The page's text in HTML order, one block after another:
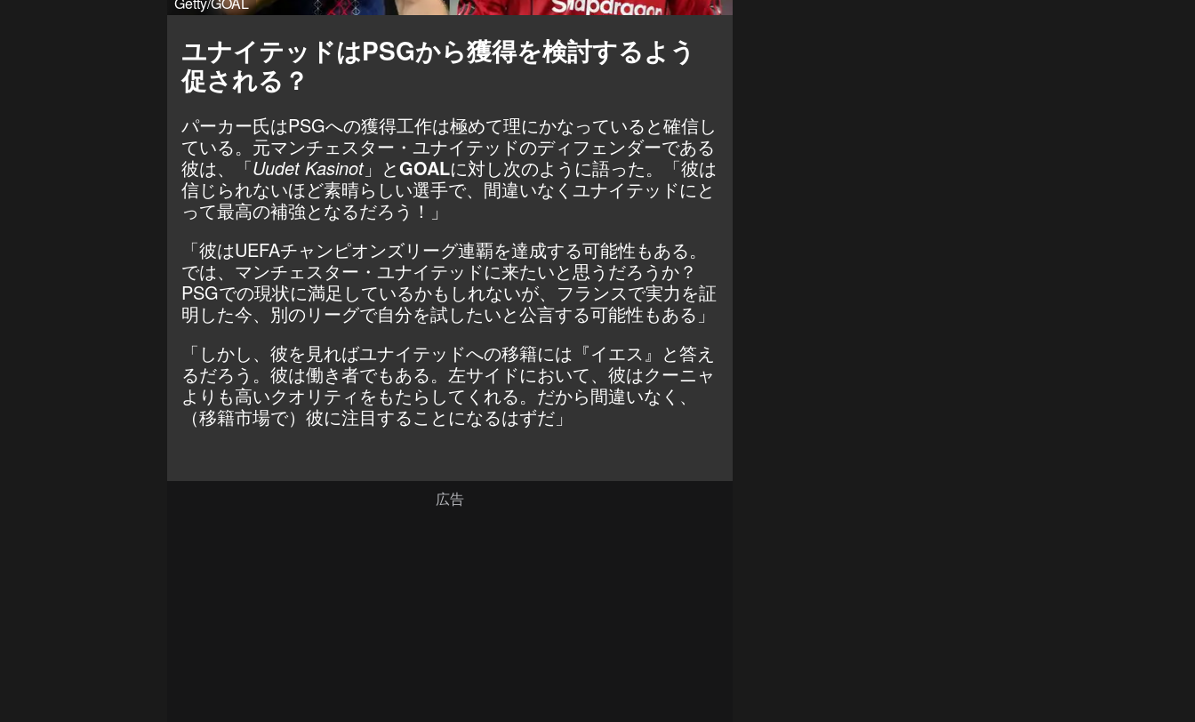
ユナイテッドはPSGから獲得を検討するよう
促される？
パーカー氏はPSGへの獲得工作は極めて理にかなっていると確信し
ている。元マンチェスター・ユナイテッドのディフェンダーである
彼は、「Uudet Kasinot」とGOALに対し次のように語った。「彼は
信じられないほど素晴らしい選手で、間違いなくユナイテッドにと
って最高の補強となるだろう！」
「彼はUEFAチャンピオンズリーグ連覇を達成する可能性もある。
では、マンチェスター・ユナイテッドに来たいと思うだろうか？
PSGでの現状に満足しているかもしれないが、フランスで実力を証
明した今、別のリーグで自分を試したいと公言する可能性もある」
「しかし、彼を見ればユナイテッドへの移籍には『イエス』と答え
るだろう。彼は働き者でもある。左サイドにおいて、彼はクーニャ
よりも高いクオリティをもたらしてくれる。だから間違いなく、
（移籍市場で）彼に注目することになるはずだ」